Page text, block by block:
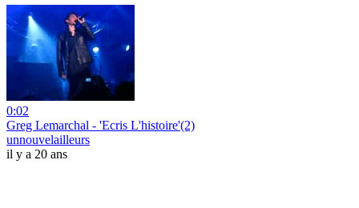
0:02
Greg Lemarchal - 'Ecris L'histoire'(2)
unnouvelailleurs
il y a 20 ans